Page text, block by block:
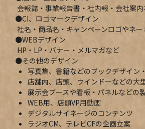
会報誌・事業報告書・社内報・ 会社案
CI、ロゴマークデザイン
社名・商品名・ キャンペーンロゴやネ
WEBデザイン
HP・LP・バナー・メルマガなど
その他のデザイン
写真集、書籍などのブックデザイン
店舗内、店頭、ウインドーなどの大
展示会ブースや看板・パネルなどの
WEB用、店頭VP用動画
デジタルサイネージのコンテンツ
ラジオCM、テレビCFの企画立案